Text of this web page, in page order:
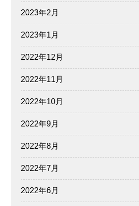
2023年2月
2023年1月
2022年12月
2022年11月
2022年10月
2022年9月
2022年8月
2022年7月
2022年6月